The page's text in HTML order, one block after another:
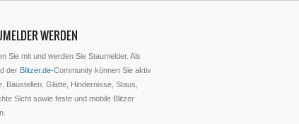
WERDEN
Sie mit und werden Sie Staumelder. Als
der Blitzer.de-Community können Sie aktiv
Baustellen, Glätte, Hindernisse, Staus,
Sicht sowie feste und mobile Blitzer